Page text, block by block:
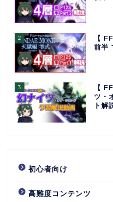
2
【
前半
3
【
ツ・
ト解
初心者向け
高難度コンテンツ